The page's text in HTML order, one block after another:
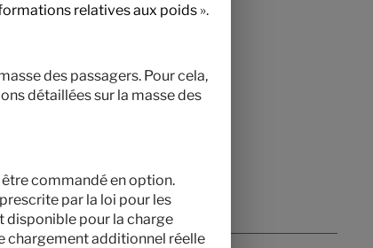
relatives aux poids ».
des passagers. Pour cela,
détaillées sur la masse des
commandé en option.
par la loi pour les
disponible pour la charge
chargement additionnel réelle